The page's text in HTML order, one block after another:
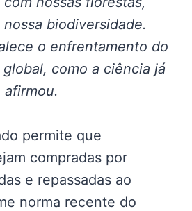
biodiversidade.
o enfrentamento do
como a ciência já
afirmou.
permite que
compradas por
e repassadas ao
norma recente do